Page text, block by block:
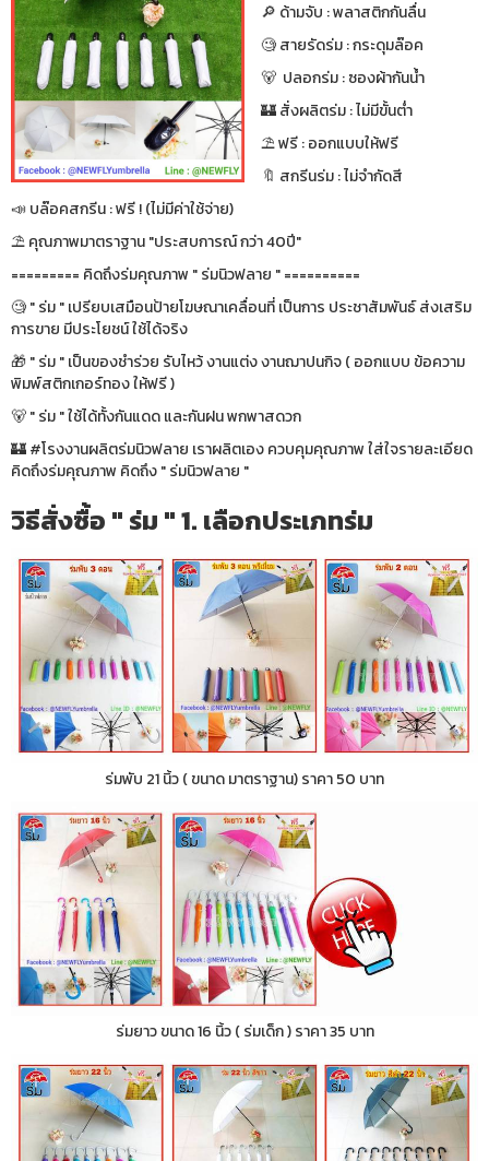
🔎 ด้ามจับ : พลาสติกกันลื่น
🧐 สายรัดร่ม : กระดุมล๊อค
🐻 ปลอกร่ม : ซองผ้ากันน้ำ
🏰 สั่งผลิตร่ม : ไม่มีขั้นต่ำ
⛱ ฟรี : ออกแบบให้ฟรี
🔖 สกรีนร่ม : ไม่จำกัดสี
📣 บล๊อคสกรีน : ฟรี ! (ไม่มีค่าใช้จ่าย)
⛱ คุณภาพมาตราฐาน "ประสบการณ์ กว่า 40ปี"
========= คิดถึงร่มคุณภาพ " ร่มนิวฟลาย " ==========
🧐 " ร่ม " เปรียบเสมือนป้ายโฆษณาเคลื่อนที่ เป็นการ ประชาสัมพันธ์ ส่งเสริม
การขาย มีประโยชน์ ใช้ได้จริง
🎁 " ร่ม " เป็นของชำร่วย รับไหว้ งานแต่ง งานฌาปนกิจ ( ออกแบบ ข้อความ
พิมพ์สติกเกอร์ทอง ให้ฟรี )
🐻 " ร่ม " ใช้ได้ทั้งกันแดด และกันฝน พกพาสดวก
🏰 #โรงงานผลิตร่มนิวฟลาย เราผลิตเอง ควบคุมคุณภาพ ใส่ใจรายละเอียด
คิดถึงร่มคุณภาพ คิดถึง " ร่มนิวฟลาย "
วิธีสั่งซื้อ " ร่ม " 1. เลือกประเภทร่ม
ร่มพับ 21 นิ้ว ( ขนาด มาตราฐาน) ราคา 50 บาท
ร่มยาว ขนาด 16 นิ้ว ( ร่มเด็ก ) ราคา 35 บาท